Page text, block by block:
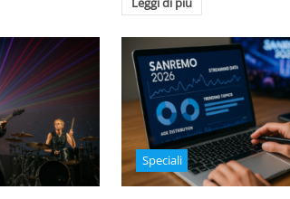
Speciali